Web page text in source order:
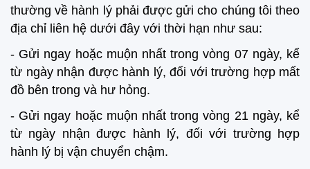
thường về hành lý phải được gửi cho chúng tôi theo
địa chỉ liên hệ dưới đây với thời hạn như sau:
- Gửi ngay hoặc muộn nhất trong vòng 07 ngày, kể
từ ngày nhận được hành lý, đối với trường hợp mất
đồ bên trong và hư hỏng.
- Gửi ngay hoặc muộn nhất trong vòng 21 ngày, kể
từ ngày nhận được hành lý, đối với trường hợp
hành lý bị vận chuyển chậm.